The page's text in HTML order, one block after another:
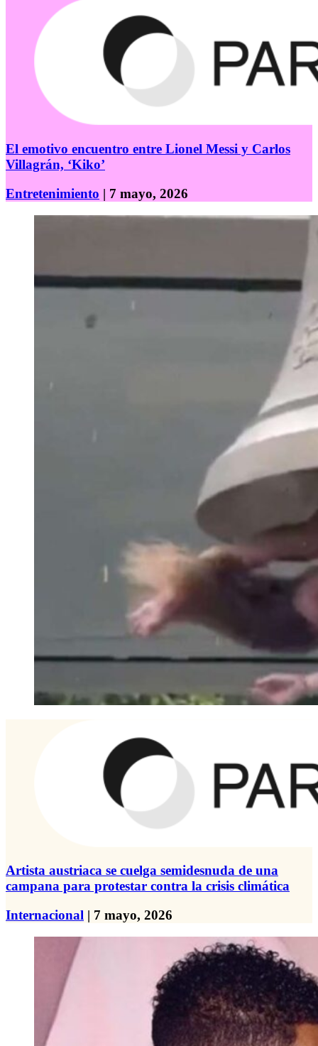
El emotivo encuentro entre Lionel Messi y Carlos
Villagrán, ‘Kiko’
Entretenimiento | 7 mayo, 2026
Artista austriaca se cuelga semidesnuda de una
campana para protestar contra la crisis climática
Internacional | 7 mayo, 2026